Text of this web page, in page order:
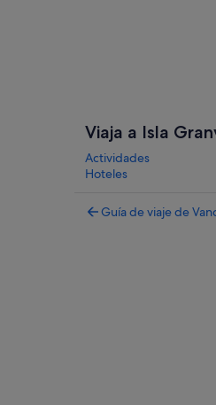
Viaja a Isla
Actividades
Hoteles
Guía de viaje de